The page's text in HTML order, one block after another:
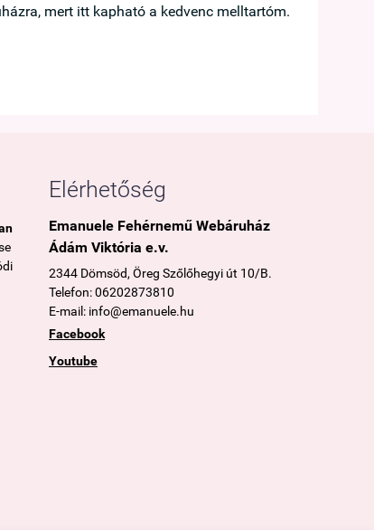
mert itt kapható a kedvenc melltartóm.
Elérhetőség
Emanuele Fehérnemű Webáruház
Ádám Viktória e.v.
2344 Dömsöd, Öreg Szőlőhegyi út 10/B.
Telefon: 06202873810
E-mail: info@emanuele.hu
Facebook
Youtube